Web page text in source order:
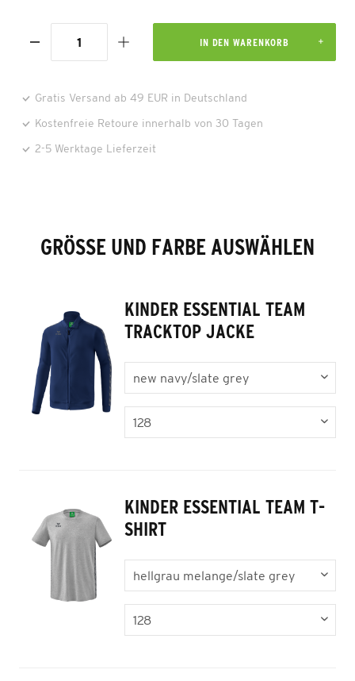
IN DEN WARENKORB
Gratis Versand ab 49 EUR in Deutschland
Kostenfreie Retoure innerhalb von 30 Tagen
2-5 Werktage Lieferzeit
GRÖSSE UND FARBE AUSWÄHLEN
KINDER ESSENTIAL TEAM
TRACKTOP JACKE
KINDER ESSENTIAL TEAM T-
SHIRT